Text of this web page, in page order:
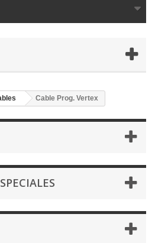
Cable Prog. Vertex